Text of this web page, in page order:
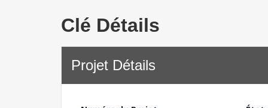
Clé Détails
Projet Détails